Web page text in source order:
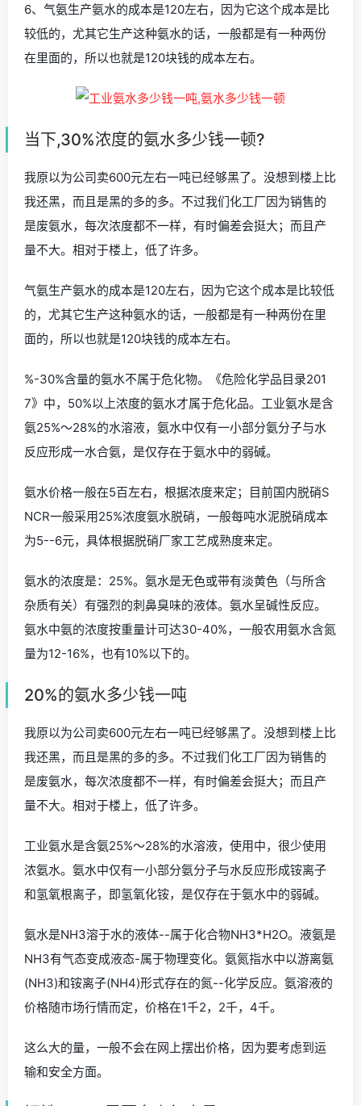
6、气氨生产氨水的成本是120左右，因为它这个成本是比
较低的，尤其它生产这种氨水的话，一般都是有一种两份
在里面的，所以也就是120块钱的成本左右。
当下,30%浓度的氨水多少钱一顿?
我原以为公司卖600元左右一吨已经够黑了。没想到楼上比
我还黑，而且是黑的多的多。不过我们化工厂因为销售的
是废氨水，每次浓度都不一样，有时偏差会挺大；而且产
量不大。相对于楼上，低了许多。
气氨生产氨水的成本是120左右，因为它这个成本是比较低
的，尤其它生产这种氨水的话，一般都是有一种两份在里
面的，所以也就是120块钱的成本左右。
%-30%含量的氨水不属于危化物。《危险化学品目录201
7》中，50%以上浓度的氨水才属于危化品。工业氨水是含
氨25%～28%的水溶液，氨水中仅有一小部分氨分子与水
反应形成一水合氨，是仅存在于氨水中的弱碱。
氨水价格一般在5百左右，根据浓度来定；目前国内脱硝S
NCR一般采用25%浓度氨水脱硝，一般每吨水泥脱硝成本
为5--6元，具体根据脱硝厂家工艺成熟度来定。
氨水的浓度是：25%。氨水是无色或带有淡黄色（与所含
杂质有关）有强烈的刺鼻臭味的液体。氨水呈碱性反应。
氨水中氨的浓度按重量计可达30-40%，一般农用氨水含氮
量为12-16%，也有10%以下的。
20%的氨水多少钱一吨
我原以为公司卖600元左右一吨已经够黑了。没想到楼上比
我还黑，而且是黑的多的多。不过我们化工厂因为销售的
是废氨水，每次浓度都不一样，有时偏差会挺大；而且产
量不大。相对于楼上，低了许多。
工业氨水是含氨25%～28%的水溶液，使用中，很少使用
浓氨水。氨水中仅有一小部分氨分子与水反应形成铵离子
和氢氧根离子，即氢氧化铵，是仅存在于氨水中的弱碱。
氨水是NH3溶于水的液体--属于化合物NH3*H2O。液氨是
NH3有气态变成液态-属于物理变化。氨氮指水中以游离氨
(NH3)和铵离子(NH4)形式存在的氮--化学反应。氨溶液的
价格随市场行情而定，价格在1千2，2千，4千。
这么大的量，一般不会在网上摆出价格，因为要考虑到运
输和安全方面。